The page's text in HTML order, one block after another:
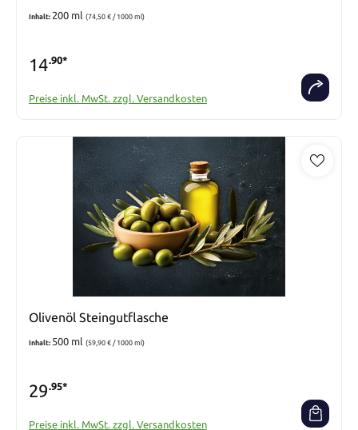
Inhalt: 200 ml (74,50 € / 1000 ml)
14.90*
Preise inkl. MwSt. zzgl. Versandkosten
Olivenöl Steingutflasche
Inhalt: 500 ml (59,90 € / 1000 ml)
29.95*
Preise inkl. MwSt. zzgl. Versandkosten